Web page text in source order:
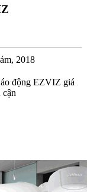
2018
động EZVIZ giá
cận